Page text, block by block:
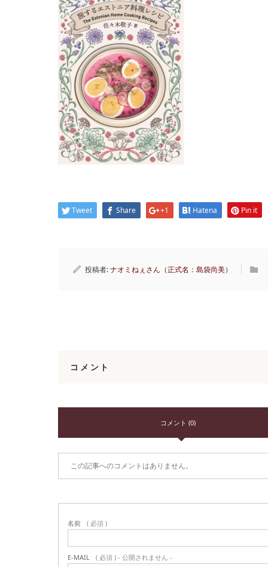
Tweet Share +1 Hatena Pin it
投稿者:ナオミねぇさん（正式名：島袋尚美）
コメント
コメント (0)
この記事へのコメントはありません。
名前 ( 必須 )
E-MAIL ( 必須 ) - 公開されません -